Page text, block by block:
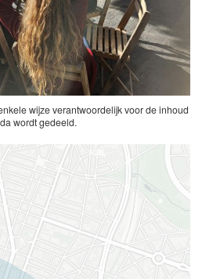
wijze verantwoordelijk voor de inhoud
wordt gedeeld.